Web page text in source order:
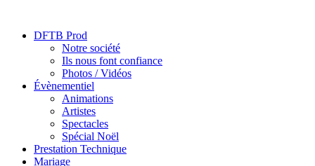
DFTB Prod
Notre société
Ils nous font confiance
Photos / Vidéos
Évènementiel
Animations
Artistes
Spectacles
Spécial Noël
Prestation Technique
Mariage